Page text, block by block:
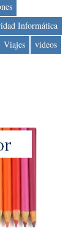
Informática
Viajes videos